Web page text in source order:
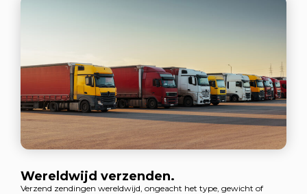
Wereldwijd verzenden.
Verzend zendingen wereldwijd, ongeacht het type, gewicht of